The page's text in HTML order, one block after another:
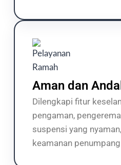
Aman dan Andal
Dilengkapi fitur
pengaman,
suspensi yang
keamanan